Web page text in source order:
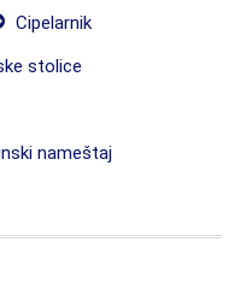
Cipelarnik
stolice
nameštaj